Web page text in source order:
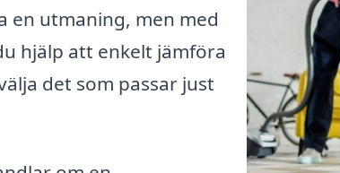
en utmaning, men med
hjälp att enkelt jämföra
det som passar just